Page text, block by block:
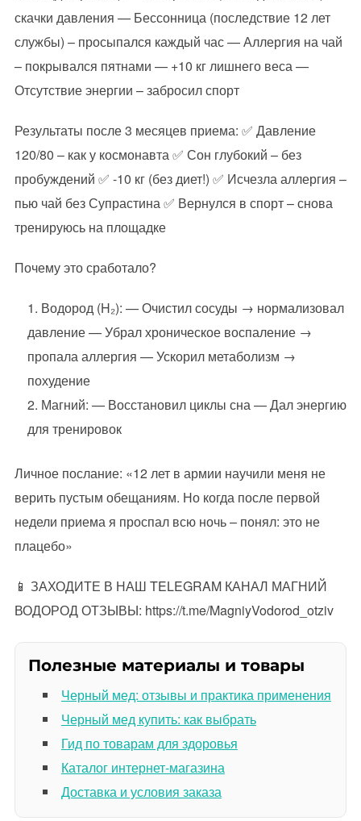
скачки давления — Бессонница (последствие 12 лет
службы) – просыпался каждый час — Аллергия на чай
– покрывался пятнами — +10 кг лишнего веса —
Отсутствие энергии – забросил спорт
Результаты после 3 месяцев приема: ✅ Давление
120/80 – как у космонавта ✅ Сон глубокий – без
пробуждений ✅ -10 кг (без диет!) ✅ Исчезла аллергия –
пью чай без Супрастина ✅ Вернулся в спорт – снова
тренируюсь на площадке
Почему это сработало?
Водород (H₂): — Очистил сосуды → нормализовал
давление — Убрал хроническое воспаление →
пропала аллергия — Ускорил метаболизм →
похудение
Магний: — Восстановил циклы сна — Дал энергию
для тренировок
Личное послание: «12 лет в армии научили меня не
верить пустым обещаниям. Но когда после первой
недели приема я проспал всю ночь – понял: это не
плацебо»
📱 ЗАХОДИТЕ В НАШ TELEGRAM КАНАЛ МАГНИЙ
ВОДОРОД ОТЗЫВЫ: https://t.me/MagniyVodorod_otziv
Полезные материалы и товары
Черный мед: отзывы и практика применения
Черный мед купить: как выбрать
Гид по товарам для здоровья
Каталог интернет-магазина
Доставка и условия заказа